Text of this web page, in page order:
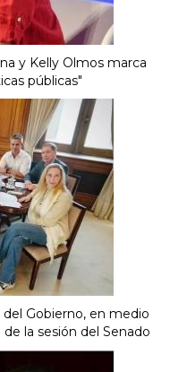
y Kelly Olmos marca
públicas"
Gobierno, en medio
la sesión del Senado